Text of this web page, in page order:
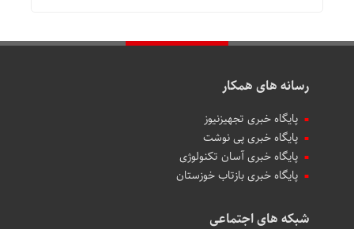
رسانه های همکار
پایگاه خبری تجهیزنیوز
پایگاه خبری پی نوشت
پایگاه خبری آسان تکنولوژی
پایگاه خبری بازتاب خوزستان
شبکه های اجتماعی